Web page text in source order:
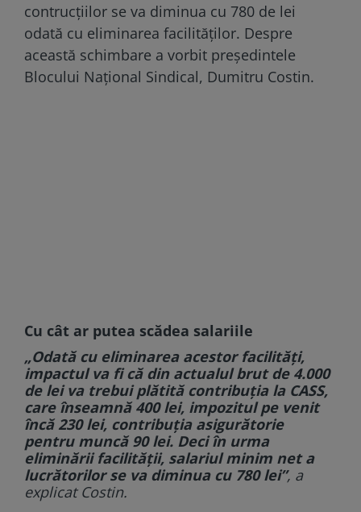
contrucţiilor se va diminua cu 780 de lei
odată cu eliminarea facilităţilor. Despre
această schimbare a vorbit preşedintele
Blocului Naţional Sindical, Dumitru Costin.
Cu cât ar putea scădea salariile
„Odată cu eliminarea acestor facilităţi,
impactul va fi că din actualul brut de 4.000
de lei va trebui plătită contribuţia la CASS,
care înseamnă 400 lei, impozitul pe venit
încă 230 lei, contribuţia asigurătorie
pentru muncă 90 lei. Deci în urma
eliminării facilităţii, salariul minim net a
lucrătorilor se va diminua cu 780 lei”, a
explicat Costin.